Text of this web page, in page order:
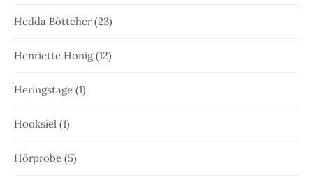
Hedda Böttcher(23)
Henriette Honig(12)
Heringstage (1)
Hooksiel (1)
Hörprobe (5)